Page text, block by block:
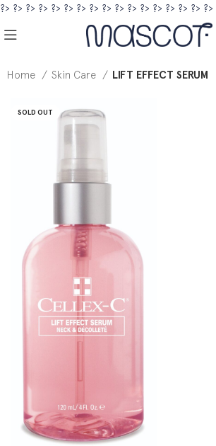
?> ?> ?> ?> ?> ?> ?> ?> ?> ?> ?> ?> ?> ?> ?> ?> ?>
Home Skin Care LIFT EFFECT SERUM
SOLD OUT